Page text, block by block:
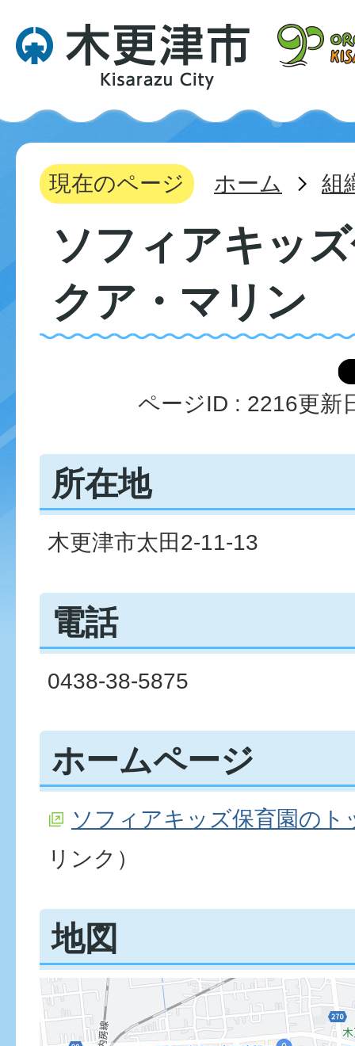
現在のページ ホーム 組
ソフィアキッ
クア・マリン
ページID : 2216更新
所在地
木更津市太田2-11-13
電話
0438-38-5875
ホームページ
ソフィアキッズ保育園のト
リンク）
地図